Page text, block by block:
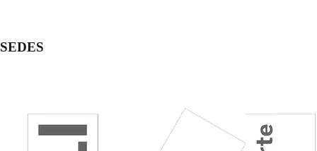
SEDES